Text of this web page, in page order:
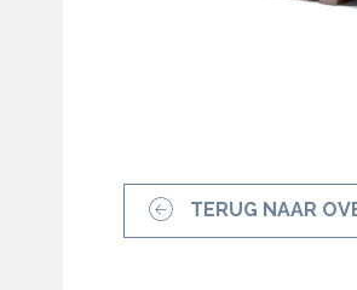
TERUG NAAR